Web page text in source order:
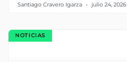
Santiago Cravero Igarza julio 24, 2026
NOTICIAS